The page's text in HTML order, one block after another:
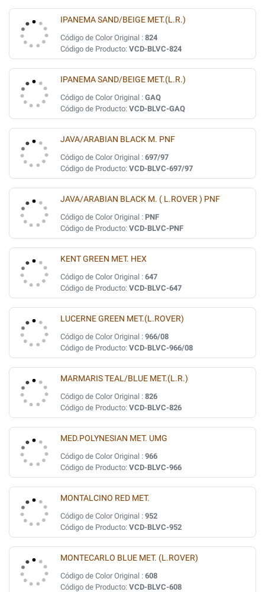
IPANEMA SAND/BEIGE MET.(L.R.)
Código de Color Original : 824
Código de Producto: VCD-BLVC-824
IPANEMA SAND/BEIGE MET.(L.R.)
Código de Color Original : GAQ
Código de Producto: VCD-BLVC-GAQ
JAVA/ARABIAN BLACK M. PNF
Código de Color Original : 697/97
Código de Producto: VCD-BLVC-697/97
JAVA/ARABIAN BLACK M. ( L.ROVER ) PNF
Código de Color Original : PNF
Código de Producto: VCD-BLVC-PNF
KENT GREEN MET. HEX
Código de Color Original : 647
Código de Producto: VCD-BLVC-647
LUCERNE GREEN MET.(L.ROVER)
Código de Color Original : 966/08
Código de Producto: VCD-BLVC-966/08
MARMARIS TEAL/BLUE MET.(L.R.)
Código de Color Original : 826
Código de Producto: VCD-BLVC-826
MED.POLYNESIAN MET. UMG
Código de Color Original : 966
Código de Producto: VCD-BLVC-966
MONTALCINO RED MET.
Código de Color Original : 952
Código de Producto: VCD-BLVC-952
MONTECARLO BLUE MET. (L.ROVER)
Código de Color Original : 608
Código de Producto: VCD-BLVC-608